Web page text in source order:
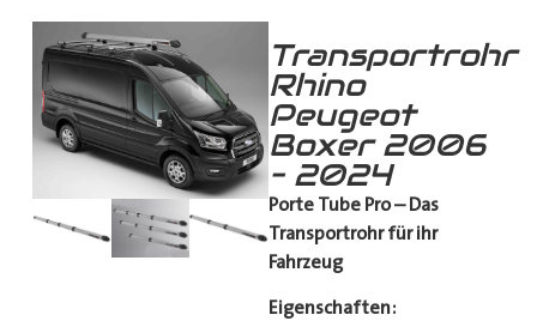
Transportrohr
Rhino
Peugeot
Boxer 2006
– 2024
Porte Tube Pro – Das
Transportrohr für ihr
Fahrzeug
Eigenschaften: